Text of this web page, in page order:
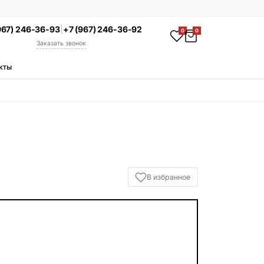
246-36-93| +7 (967) 246-36-92
Заказать звонок
0 0
В избранное